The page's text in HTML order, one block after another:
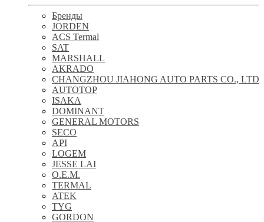
Бренды
JORDEN
ACS Termal
SAT
MARSHALL
AKRADO
CHANGZHOU JIAHONG AUTO PARTS CO., LTD
AUTOTOP
ISAKA
DOMINANT
GENERAL MOTORS
SECO
API
LOGEM
JESSE LAI
O.E.M.
TERMAL
ATEK
TYG
GORDON